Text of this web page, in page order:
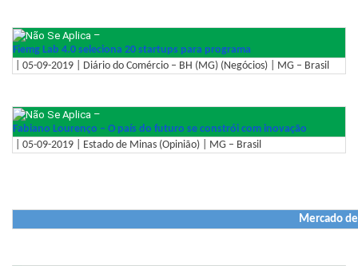
–
Fiemg Lab 4.0 seleciona 20 startups para programa
| 05-09-2019 | Diário do Comércio – BH (MG) (Negócios) | MG – Brasil
–
Fabiano Lourenço – O país do futuro se constrói com inovação
| 05-09-2019 | Estado de Minas (Opinião) | MG – Brasil
Mercado